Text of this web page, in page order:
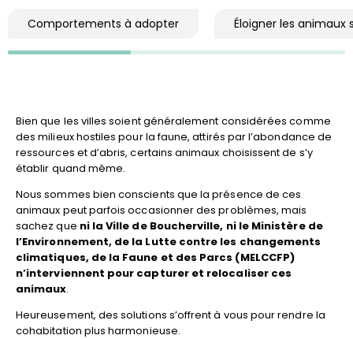
Comportements à adopter Éloigner les animaux
Bien que les villes soient généralement considérées comme
des milieux hostiles pour la faune, attirés par l’abondance de
ressources et d’abris, certains animaux choisissent de s’y
établir quand même.
Nous sommes bien conscients que la présence de ces
animaux peut parfois occasionner des problèmes, mais
sachez que ni la Ville de Boucherville, ni le Ministère de
l’Environnement, de la Lutte contre les changements
climatiques, de la Faune et des Parcs (MELCCFP)
n’interviennent pour capturer et relocaliser ces
animaux.
Heureusement, des solutions s’offrent à vous pour rendre la
cohabitation plus harmonieuse.